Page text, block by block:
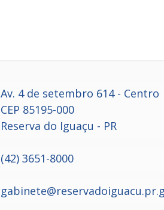
Av. 4 de setembro 614 - Centro
CEP 85195-000
Reserva do Iguaçu - PR
(42) 3651-8000